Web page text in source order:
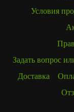
Условия
Задать вопрос
Доставка